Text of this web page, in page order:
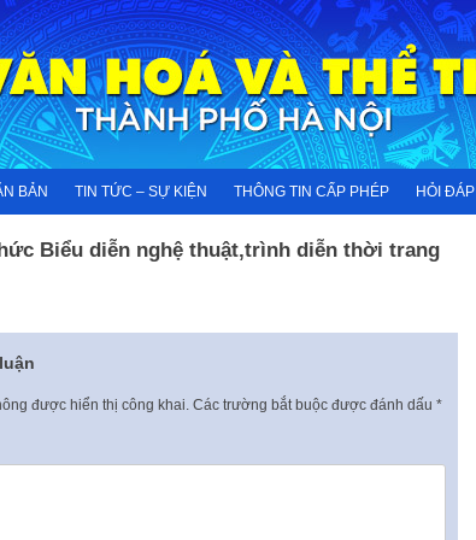
BẢN TIN TỨC – SỰ KIỆN THÔNG TIN CẤP PHÉP HỎI ĐÁP
Biểu diễn nghệ thuật,trình diễn thời trang
được hiển thị công khai. Các trường bắt buộc được đánh dấu *